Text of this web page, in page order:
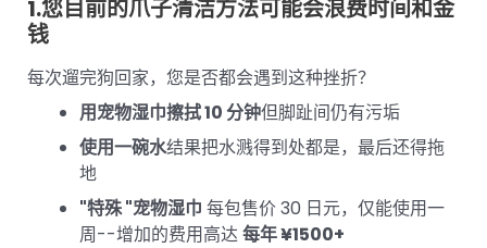
1.您目前的爪子清洁方法可能会浪费时间和金
钱
每次遛完狗回家，您是否都会遇到这种挫折？
用宠物湿巾擦拭 10 分钟但脚趾间仍有污垢
使用一碗水结果把水溅得到处都是，最后还得拖
地
"特殊 "宠物湿巾 每包售价 30 日元，仅能使用一
周--增加的费用高达 每年 ¥1500+